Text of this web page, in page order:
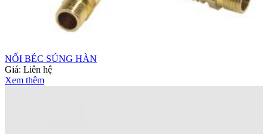
NỐI BÉC SÚNG HÀN
Giá: Liên hệ
Xem thêm